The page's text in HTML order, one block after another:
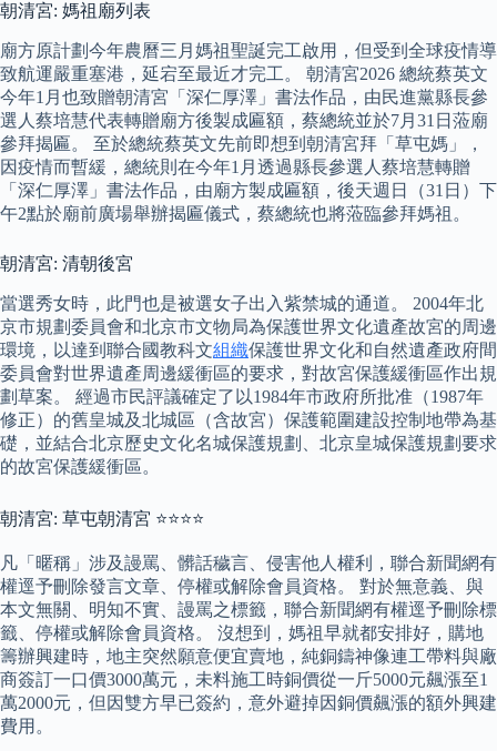
朝清宮: 媽祖廟列表
廟方原計劃今年農曆三月媽祖聖誕完工啟用，但受到全球疫情導
致航運嚴重塞港，延宕至最近才完工。 朝清宮2026 總統蔡英文
今年1月也致贈朝清宮「深仁厚澤」書法作品，由民進黨縣長參
選人蔡培慧代表轉贈廟方後製成匾額，蔡總統並於7月31日蒞廟
參拜揭匾。 至於總統蔡英文先前即想到朝清宮拜「草屯媽」，
因疫情而暫緩，總統則在今年1月透過縣長參選人蔡培慧轉贈
「深仁厚澤」書法作品，由廟方製成匾額，後天週日（31日）下
午2點於廟前廣場舉辦揭匾儀式，蔡總統也將蒞臨參拜媽祖。
朝清宮: 清朝後宮
當選秀女時，此門也是被選女子出入紫禁城的通道。 2004年北
京市規劃委員會和北京市文物局為保護世界文化遺產故宮的周邊
環境，以達到聯合國教科文組織保護世界文化和自然遺產政府間
委員會對世界遺產周邊緩衝區的要求，對故宮保護緩衝區作出規
劃草案。 經過市民評議確定了以1984年市政府所批准（1987年
修正）的舊皇城及北城區（含故宮）保護範圍建設控制地帶為基
礎，並結合北京歷史文化名城保護規劃、北京皇城保護規劃要求
的故宮保護緩衝區。
朝清宮: 草屯朝清宮 ⭐⭐⭐⭐
凡「暱稱」涉及謾罵、髒話穢言、侵害他人權利，聯合新聞網有
權逕予刪除發言文章、停權或解除會員資格。 對於無意義、與
本文無關、明知不實、謾罵之標籤，聯合新聞網有權逕予刪除標
籤、停權或解除會員資格。 沒想到，媽祖早就都安排好，購地
籌辦興建時，地主突然願意便宜賣地，純銅鑄神像連工帶料與廠
商簽訂一口價3000萬元，未料施工時銅價從一斤5000元飆漲至1
萬2000元，但因雙方早已簽約，意外避掉因銅價飆漲的額外興建
費用。